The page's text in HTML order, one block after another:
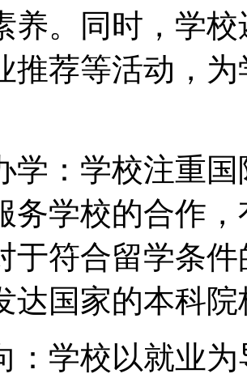
养。同时，学
推荐等活动，
学：学校注重
务学校的合作
于符合留学条
达国家的本科
：学校以就业